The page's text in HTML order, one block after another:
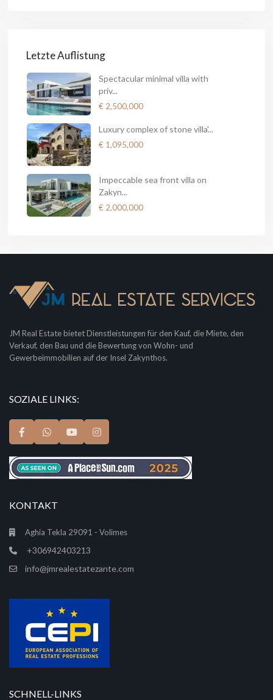
Letzte Auflistung
Spectacular minimal villa with
priv...
€ 2,500,000
Luxury complex of stone villa'...
€ 1,095,000
Impeccable sea front villa on
Zakyn...
€ 2,000,000
JM Real Estate bietet Dienstleistungen für den Kauf, die Miete, den
Verkauf, den Bau und die Bewertung von Wohn- und
Gewerbeimmobilien auf der Insel Zakynthos.
SOZIALE LINKS:
KONTAKT
Aghia Tekla 29091 - Volimes
+306942403213
info@jmrealestatezante.com
SCHNELL-LINKS